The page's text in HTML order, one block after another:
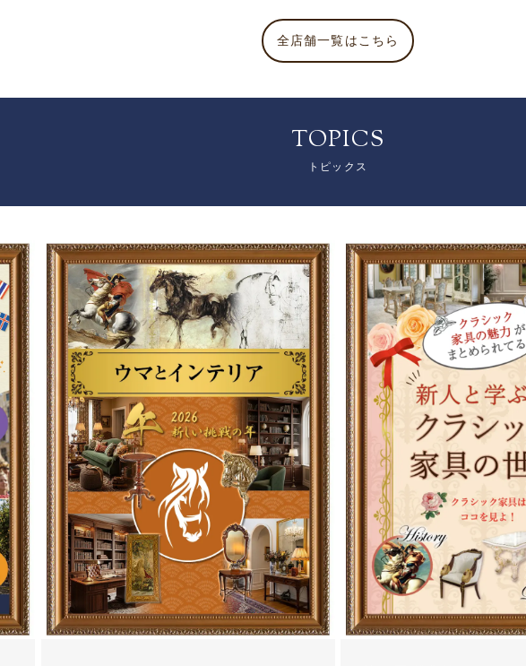
全店舗一覧はこちら
TOPICS
トピックス